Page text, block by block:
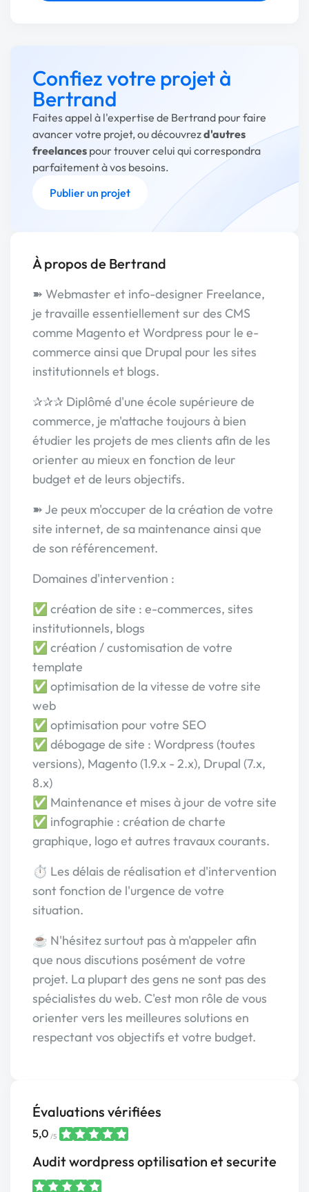
Confiez votre projet à
Bertrand
Faites appel à l'expertise de Bertrand pour faire
avancer votre projet, ou découvrezd'autres
freelances pour trouver celui qui correspondra
parfaitement à vos besoins.
Publier un projet
À propos de Bertrand
➽ Webmaster et info-designer Freelance,
je travaille essentiellement sur des CMS
comme Magento et Wordpress pour le e-
commerce ainsi que Drupal pour les sites
institutionnels et blogs.
✰✰✰ Diplômé d'une école supérieure de
commerce, je m'attache toujours à bien
étudier les projets de mes clients afin de les
orienter au mieux en fonction de leur
budget et de leurs objectifs.
➽ Je peux m'occuper de la création de votre
site internet, de sa maintenance ainsi que
de son référencement.
Domaines d'intervention :
✅ création de site : e-commerces, sites
institutionnels, blogs
✅ création / customisation de votre
template
✅ optimisation de la vitesse de votre site
web
✅ optimisation pour votre SEO
✅ débogage de site : Wordpress (toutes
versions), Magento (1.9.x - 2.x), Drupal (7.x,
8.x)
✅ Maintenance et mises à jour de votre site
✅ infographie : création de charte
graphique, logo et autres travaux courants.
⏱ Les délais de réalisation et d'intervention
sont fonction de l'urgence de votre
situation.
☕ N'hésitez surtout pas à m'appeler afin
que nous discutions posément de votre
projet. La plupart des gens ne sont pas des
spécialistes du web. C'est mon rôle de vous
orienter vers les meilleures solutions en
respectant vos objectifs et votre budget.
Évaluations vérifiées
5,0 /5
Audit wordpress optilisation et securite